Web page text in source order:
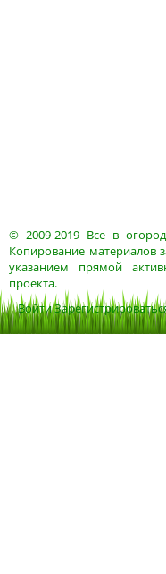
© 2009-2019 Все в огород
Копирование материалов
указанием прямой
проекта.
Войти